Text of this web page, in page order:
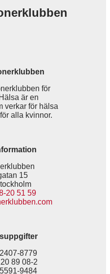
för
är en
verkar för hälsa
alla kvinnor.
15
20 51 59
8779
89 08-2
9484